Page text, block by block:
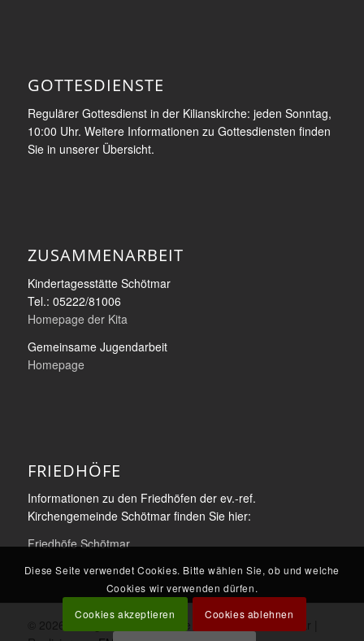
GOTTESDIENSTE
Regulärer Gottesdienst in der Kilianskirche: jeden Sonntag,
10:00 Uhr. Weitere Informationen zu Gottesdiensten finden
Sie in unserer Übersicht.
ZUSAMMENARBEIT
Kindertagesstätte Schötmar
Tel.: 05222/81006
Homepage der Kita
Gemeinsame Jugendarbeit
Homepage
FRIEDHÖFE
Informationen zu den Friedhöfen der ev.-ref.
Kirchengemeinde Schötmar finden Sie hier:
Friedhöfe Schötmar
© 2026 Evangelisch-reformierte Kilianskirche Schötmar |
Diese Seite verwendet Cookies. Bitte wählen Sie, ob und welche
Cookies wir verwenden dürfen.
Cookies akzeptieren
Cookies ablehnen